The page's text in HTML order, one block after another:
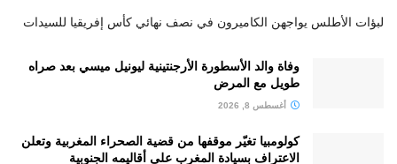
لبؤات الأطلس يواجهن الكاميرون في نصف نهائي كأس إفريقيا للسيدات
وفاة والد الأسطورة الأرجنتينية ليونيل ميسي بعد صراه
طويل مع المرض
أغسطس 8, 2026
كولومبيا تغيّر موقفها من قضية الصحراء المغربية وتعلن
الاعتراف بسيادة المغرب على أقاليمه الجنوبية